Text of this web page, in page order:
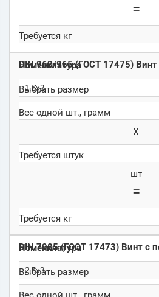
=
DIN 963/965 (ГОСТ 17475) Винт
Х
шт
=
DIN 7985 (ГОСТ 17473) Винт с